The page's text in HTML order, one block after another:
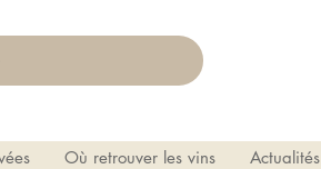
Où retrouver les vins Actualités